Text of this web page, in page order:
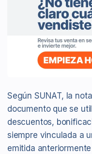
Según SUNAT, la
documento que se
descuentos,
siempre vinculada a
emitida